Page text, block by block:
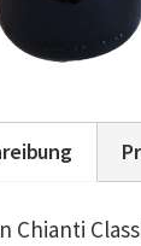
Chianti